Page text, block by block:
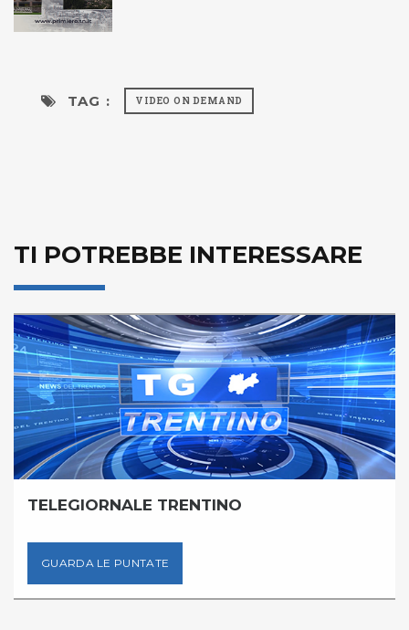
TAG : VIDEO ON DEMAND
TI POTREBBE INTERESSARE
TELEGIORNALE TRENTINO
GUARDA LE PUNTATE